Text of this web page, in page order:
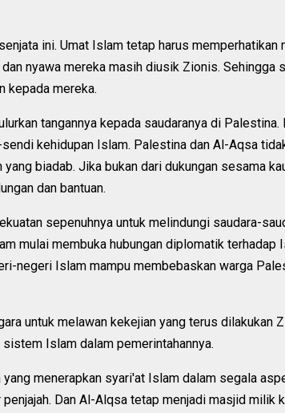
ini. Umat Islam tetap harus memperhatikan
nyawa mereka masih diusik Zionis. Sehingga
kepada mereka.
tangannya kepada saudaranya di Palestina.
kehidupan Islam. Palestina dan Al-Aqsa
biadab. Jika bukan dari dukungan sesama
dan bantuan.
sepenuhnya untuk melindungi saudara-
mulai membuka hubungan diplomatik terhadap
negeri Islam mampu membebaskan warga
untuk melawan kekejian yang terus dilakukan
Islam dalam pemerintahannya.
menerapkan syari'at Islam dalam segala
Dan Al-Alqsa tetap menjadi masjid milik